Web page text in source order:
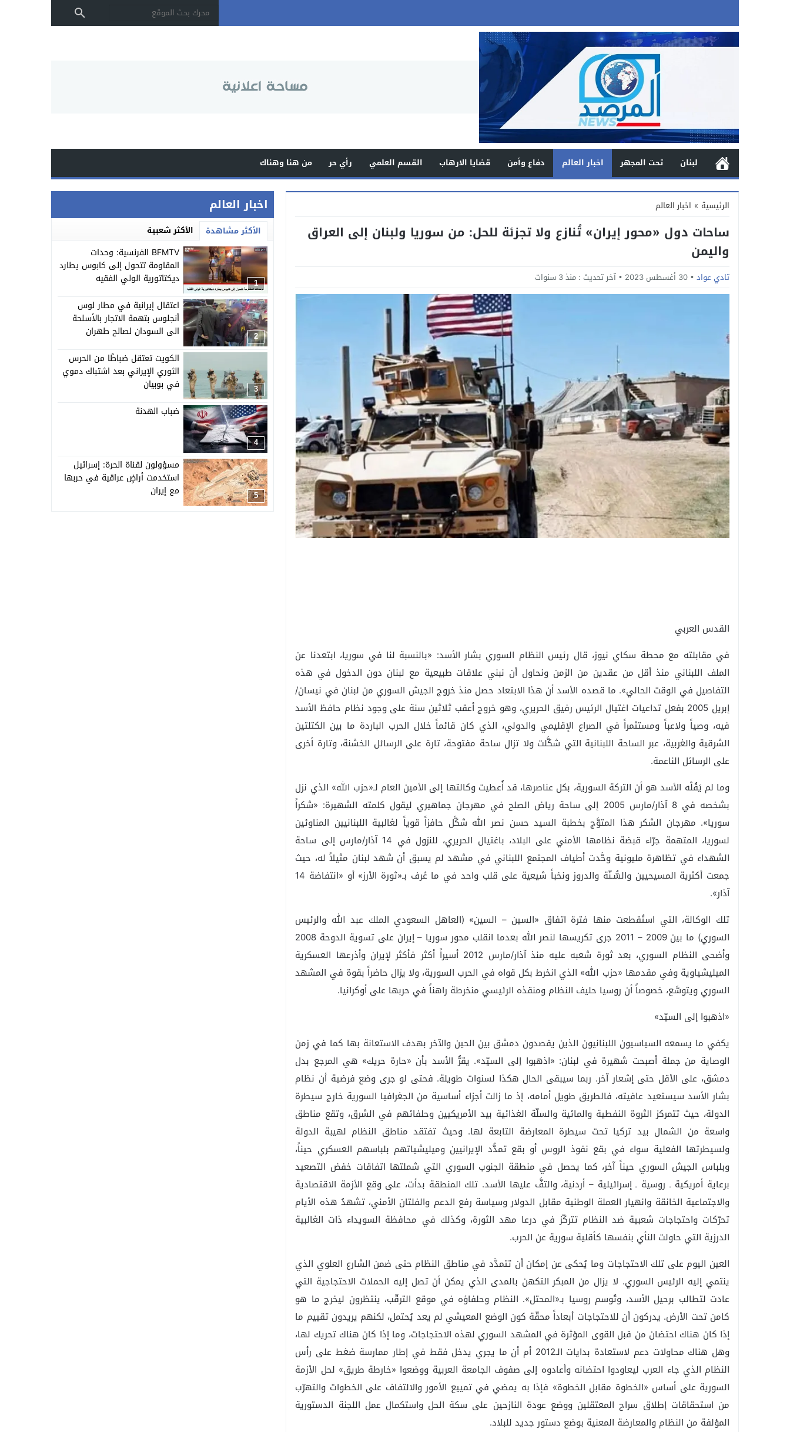
لبنان تحت المجهر اخبار العالم دفاع وأمن قضايا الارهاب القسم العلمي رأي حر من هنا وهناك
الرئيسية » اخبار العالم
ساحات دول «محور إيران» تُنازع ولا تجزئة للحل: من سوريا ولبنان إلى العراق
واليمن
تادي عواد 30 أغسطس 2023 آخر تحديث : منذ 3 سنوات
القدس العربي
في مقابلته مع محطة سكاي نيوز، قال رئيس النظام السوري بشار الأسد: «بالنسبة لنا في سوريا، ابتعدنا عن
الملف اللبناني منذ أقل من عقدين من الزمن ونحاول أن نبني علاقات طبيعية مع لبنان دون الدخول في هذه
التفاصيل في الوقت الحالي». ما قصده الأسد أن هذا الابتعاد حصل منذ خروج الجيش السوري من لبنان في نيسان/
إبريل 2005 بفعل تداعيات اغتيال الرئيس رفيق الحريري، وهو خروج أعقب ثلاثين سنة على وجود نظام حافظ الأسد
فيه، وصياً ولاعباً ومستثمراً في الصراع الإقليمي والدولي، الذي كان قائماً خلال الحرب الباردة ما بين الكتلتين
الشرقية والغربية، عبر الساحة اللبنانية التي شكَّلت ولا تزال ساحة مفتوحة، تارة على الرسائل الخشنة، وتارة أخرى
على الرسائل الناعمة.
وما لم يَقُلْه الأسد هو أن التركة السورية، بكل عناصرها، قد أُعطيت وكالتها إلى الأمين العام لـ«حزب الله» الذي نزل
بشخصه في 8 آذار/مارس 2005 إلى ساحة رياض الصلح في مهرجان جماهيري ليقول كلمته الشهيرة: «شكراً
سوريا». مهرجان الشكر هذا المتوَّج بخطبة السيد حسن نصر الله شكَّل حافزاً قوياً لغالبية اللبنانيين المناوئين
لسوريا، المتهمة جرّاء قبضة نظامها الأمني على البلاد، باغتيال الحريري، للنزول في 14 آذار/مارس إلى ساحة
الشهداء في تظاهرة مليونية وحَّدت أطياف المجتمع اللبناني في مشهد لم يسبق أن شهد لبنان مثيلاً له، حيث
جمعت أكثرية المسيحيين والسُّـنّة والدروز ونخباً شيعية على قلب واحد في ما عُرف بـ«ثورة الأرز» أو «انتفاضة 14
آذار».
تلك الوكالة، التي استُقطعت منها فترة اتفاق «السين – السين» (العاهل السعودي الملك عبد الله والرئيس
السوري) ما بين 2009 – 2011 جرى تكريسها لنصر الله بعدما انقلب محور سوريا – إيران على تسوية الدوحة 2008
وأضحى النظام السوري، بعد ثورة شعبه عليه منذ آذار/مارس 2012 أسيراً أكثر فأكثر لإيران وأذرعها العسكرية
الميليشياوية وفي مقدمها «حزب الله» الذي انخرط بكل قواه في الحرب السورية، ولا يزال حاضراً بقوة في المشهد
السوري ويتوسَّع، خصوصاً أن روسيا حليف النظام ومنقذه الرئيسي منخرطة راهناً في حربها على أوكرانيا.
«اذهبوا إلى السيّد»
يكفي ما يسمعه السياسيون اللبنانيون الذين يقصدون دمشق بين الحين والآخر بهدف الاستعانة بها كما في زمن
الوصاية من جملة أصبحت شهيرة في لبنان: «اذهبوا إلى السيّد». يقرُّ الأسد بأن «حارة حريك» هي المرجع بدل
دمشق، على الأقل حتى إشعار آخر. ربما سيبقى الحال هكذا لسنوات طويلة. فحتى لو جرى وضع فرضية أن نظام
بشار الأسد سيستعيد عافيته، فالطريق طويل أمامه، إذ ما زالت أجزاء أساسية من الجغرافيا السورية خارج سيطرة
الدولة، حيث تتمركز الثروة النفطية والمائية والسلّة الغذائية بيد الأمريكيين وحلفائهم في الشرق، وتقع مناطق
واسعة من الشمال بيد تركيا تحت سيطرة المعارضة التابعة لها. وحيث تفتقد مناطق النظام لهيبة الدولة
ولسيطرتها الفعلية سواء في بقع نفوذ الروس أو بقع تمدُّد الإيرانيين وميليشياتهم بلباسهم العسكري حيناً،
وبلباس الجيش السوري حيناً آخر، كما يحصل في منطقة الجنوب السوري التي شملتها اتفاقات خفض التصعيد
برعاية أمريكية ـ روسية ـ إسرائيلية – أردنية، والتفَّ عليها الأسد. تلك المنطقة بدأت، على وقع الأزمة الاقتصادية
والاجتماعية الخانقة وانهيار العملة الوطنية مقابل الدولار وسياسة رفع الدعم والفلتان الأمني، تشهدُ هذه الأيام
تحرّكات واحتجاجات شعبية ضد النظام تتركّز في درعا مهد الثورة، وكذلك في محافظة السويداء ذات الغالبية
الدرزية التي حاولت النأي بنفسها كأقلية سورية عن الحرب.
العين اليوم على تلك الاحتجاجات وما يُحكى عن إمكان أن تتمدَّد في مناطق النظام حتى ضمن الشارع العلوي الذي
ينتمي إليه الرئيس السوري. لا يزال من المبكر التكهن بالمدى الذي يمكن أن تصل إليه الحملات الاحتجاجية التي
عادت لتطالب برحيل الأسد، وتُوسم روسيا بـ«المحتل». النظام وحلفاؤه في موقع الترقّب، ينتظرون ليخرج ما هو
كامن تحت الأرض. يدركون أن للاحتجاجات أبعاداً محقّة كون الوضع المعيشي لم يعد يُحتمل، لكنهم يريدون تقييم ما
إذا كان هناك احتضان من قبل القوى المؤثرة في المشهد السوري لهذه الاحتجاجات، وما إذا كان هناك تحريك لها،
وهل هناك محاولات دعم لاستعادة بدايات الـ2012 أم أن ما يجري يدخل فقط في إطار ممارسة ضغط على رأس
النظام الذي جاء العرب ليعاودوا احتضانه وأعادوه إلى صفوف الجامعة العربية ووضعوا «خارطة طريق» لحل الأزمة
السورية على أساس «الخطوة مقابل الخطوة» فإذا به يمضي في تمييع الأمور والالتفاف على الخطوات والتهرّب
من استحقاقات إطلاق سراح المعتقلين ووضع عودة النازحين على سكة الحل واستكمال عمل اللجنة الدستورية
المؤلفة من النظام والمعارضة المعنية بوضع دستور جديد للبلاد.
اخبار العالم
الأكثر مشاهدة الأكثر شعبية
1
BFMTV الفرنسية: وحدات
المقاومة تتحول إلى كابوس يطارد
ديكتاتورية الولي الفقيه
2
اعتقال إيرانية في مطار لوس
أنجلوس بتهمة الاتجار بالأسلحة
الى السودان لصالح طهران
3
الكويت تعتقل ضباطًا من الحرس
الثوري الإيراني بعد اشتباك دموي
في بوبيان
4
ضباب الهدنة
5
مسؤولون لقناة الحرة: إسرائيل
استخدمت أراضٍ عراقية في حربها
مع إيران